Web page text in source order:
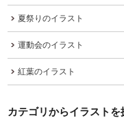
夏祭りのイラスト
運動会のイラスト
紅葉のイラスト
カテゴリからイラストを